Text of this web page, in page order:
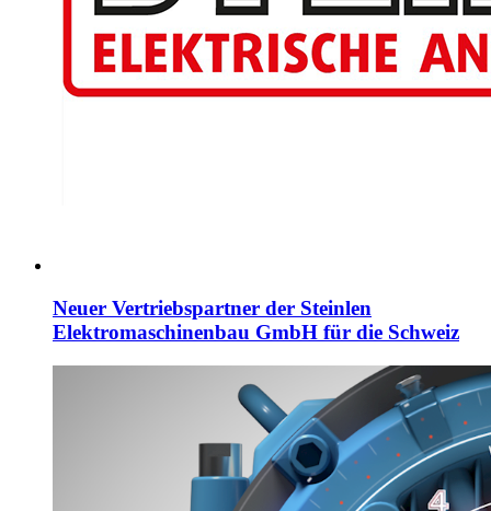
Neuer Vertriebspartner der Steinlen
Elektromaschinenbau GmbH für die Schweiz